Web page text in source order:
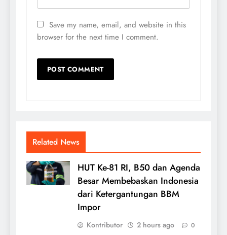
Save my name, email, and website in this
browser for the next time I comment.
Related News
HUT Ke-81 RI, B50 dan Agenda
Besar Membebaskan Indonesia
dari Ketergantungan BBM
Impor
Kontributor 2 hours ago 0